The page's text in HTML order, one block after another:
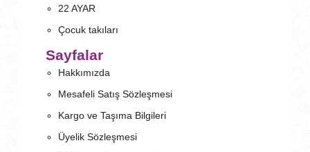
22 AYAR
Çocuk takıları
Sayfalar
Hakkımızda
Mesafeli Satış Sözleşmesi
Kargo ve Taşıma Bilgileri
Üyelik Sözleşmesi